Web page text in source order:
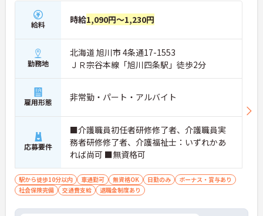
給料 時給1,090円～1,230円
勤務地
北海道 旭川市 4条通17-1553
ＪＲ宗谷本線「旭川四条駅」徒歩2分
雇用形態 非常勤・パート・アルバイト
応募要件
■介護職員初任者研修修了者、介護職員実
務者研修修了者、介護福祉士：いずれかあ
れば尚可 ■無資格可
駅から徒歩10分以内 車通勤可 無資格OK 日勤のみ
ボーナス・賞与あり
社会保険完備
交通費支給 退職金制度あり